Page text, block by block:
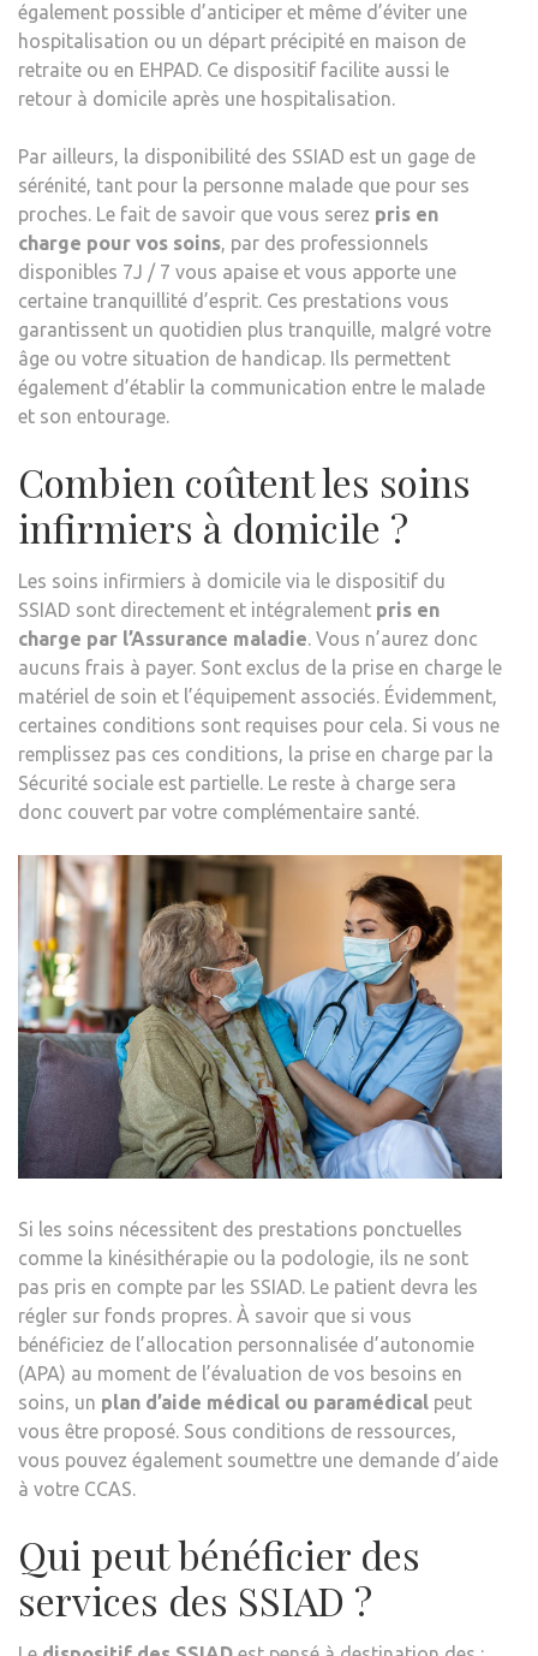
également possible d’anticiper et même d’éviter une
hospitalisation ou un départ précipité en maison de
retraite ou en EHPAD. Ce dispositif facilite aussi le
retour à domicile après une hospitalisation.
Par ailleurs, la disponibilité des SSIAD est un gage de
sérénité, tant pour la personne malade que pour ses
proches. Le fait de savoir que vous serez pris en
charge pour vos soins, par des professionnels
disponibles 7J / 7 vous apaise et vous apporte une
certaine tranquillité d’esprit. Ces prestations vous
garantissent un quotidien plus tranquille, malgré votre
âge ou votre situation de handicap. Ils permettent
également d’établir la communication entre le malade
et son entourage.
Combien coûtent les soins
infirmiers à domicile ?
Les soins infirmiers à domicile via le dispositif du
SSIAD sont directement et intégralement pris en
charge par l’Assurance maladie. Vous n’aurez donc
aucuns frais à payer. Sont exclus de la prise en charge le
matériel de soin et l’équipement associés. Évidemment,
certaines conditions sont requises pour cela. Si vous ne
remplissez pas ces conditions, la prise en charge par la
Sécurité sociale est partielle. Le reste à charge sera
donc couvert par votre complémentaire santé.
Si les soins nécessitent des prestations ponctuelles
comme la kinésithérapie ou la podologie, ils ne sont
pas pris en compte par les SSIAD. Le patient devra les
régler sur fonds propres. À savoir que si vous
bénéficiez de l’allocation personnalisée d’autonomie
(APA) au moment de l’évaluation de vos besoins en
soins, un plan d’aide médical ou paramédical peut
vous être proposé. Sous conditions de ressources,
vous pouvez également soumettre une demande d’aide
à votre CCAS.
Qui peut bénéficier des
services des SSIAD ?